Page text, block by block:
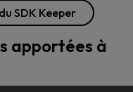
SDK Keeper
apportées à